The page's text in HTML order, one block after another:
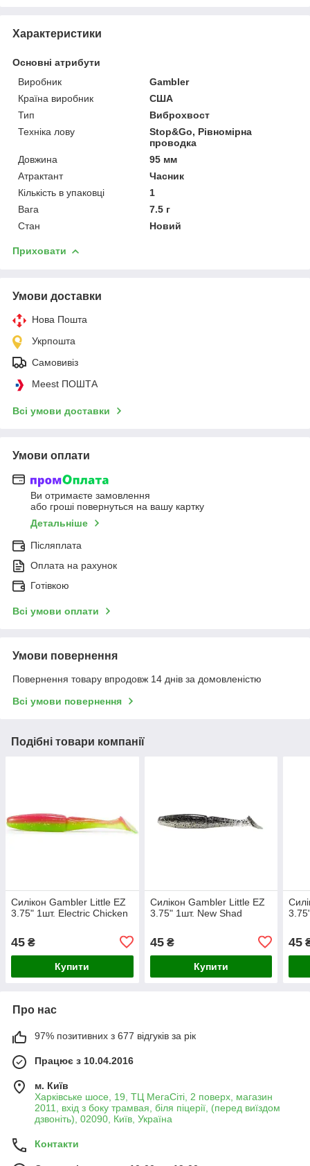
Характеристики
Основні атрибути
Виробник
Gambler
Країна виробник
США
Тип
Виброхвост
Техніка лову
Stop&Go, Рівномірна
проводка
Довжина
95 мм
Атрактант
Часник
Кількість в упаковці
1
Вага
7.5 г
Стан
Новий
Приховати
Умови доставки
Нова Пошта
Укрпошта
Самовивіз
Meest ПОШТА
Всі умови доставки
Умови оплати
Ви отримаєте замовлення
або гроші повернуться на вашу картку
Детальніше
Післяплата
Оплата на рахунок
Готівкою
Всі умови оплати
Умови повернення
Повернення товару впродовж 14 днів за домовленістю
Всі умови повернення
Подібні товари компанії
Силікон Gambler Little EZ
3.75" 1шт. Electric Chicken
45 ₴
Купити
Силікон Gambler Little EZ
3.75" 1шт. New Shad
45₴
Купити
45
Про нас
97% позитивних з 677 відгуків за рік
Працює з 10.04.2016
м. Київ
Харківське шосе, 19, ТЦ МегаСіті, 2 поверх, магазин
2011, вхід з боку трамвая, біля піцерії, (перед виїздом
дзвоніть), 02090, Київ, Україна
Контакти